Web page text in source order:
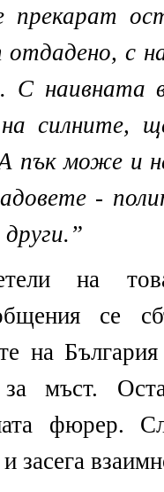
прекарат
с
С наивната
силните,
пък може и
-
”
на
се
на
мъст.
фюрер.
засега